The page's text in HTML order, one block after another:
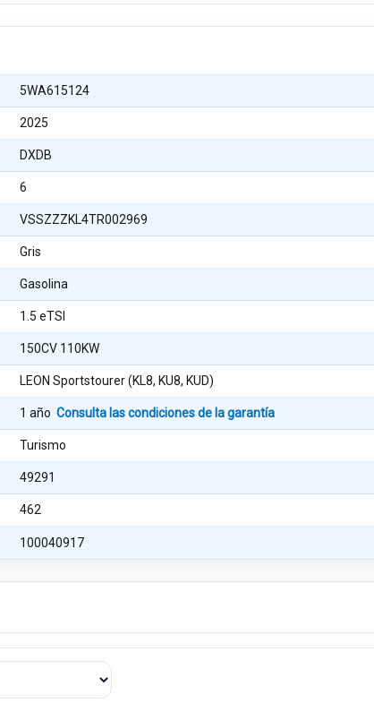
5WA615124
2025
DXDB
6
VSSZZZKL4TR002969
Gris
Gasolina
1.5 eTSI
150CV 110KW
LEON Sportstourer (KL8, KU8, KUD)
1 añoConsulta las condiciones de la garantía
Turismo
49291
462
100040917